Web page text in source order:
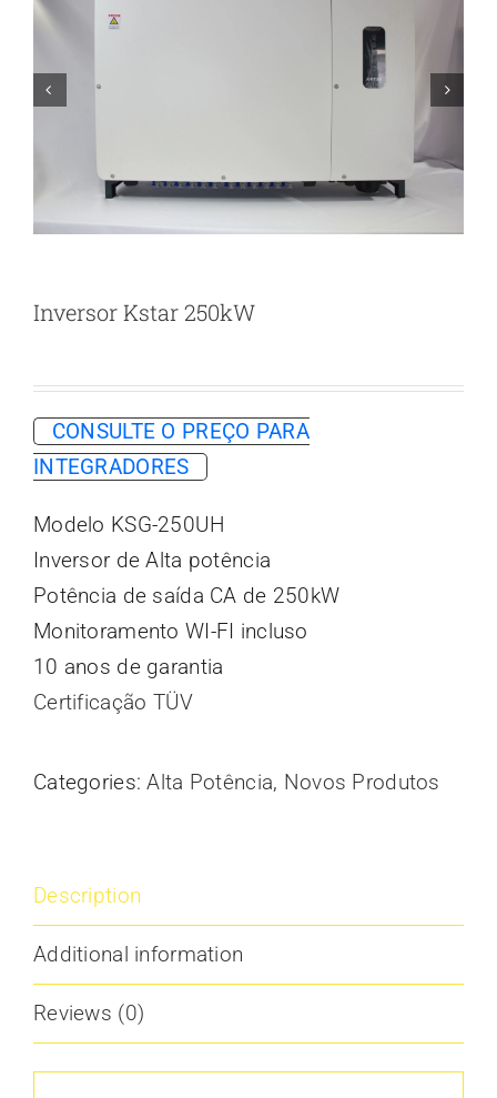
 
Inversor Kstar 250kW
CONSULTE O PREÇO PARA
INTEGRADORES
Modelo KSG-250UH
Inversor de Alta potência
Potência de saída CA de 250kW
Monitoramento WI-FI incluso
10 anos de garantia
Certificação TÜV
Categories:Alta Potência, Novos Produtos
Description
Additional information
Reviews (0)